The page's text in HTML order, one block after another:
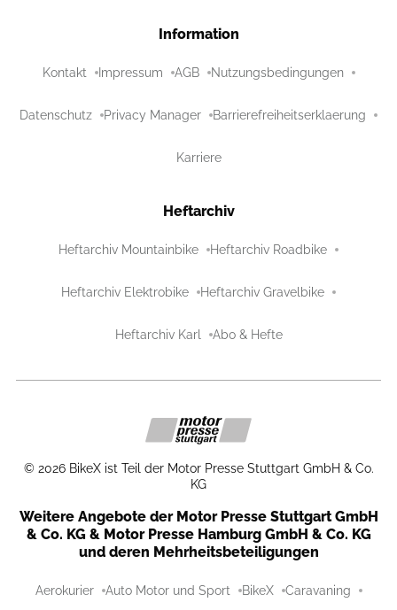
Information
Kontakt Impressum AGB Nutzungsbedingungen
Datenschutz Privacy Manager Barrierefreiheitserklaerung
Karriere
Heftarchiv
Heftarchiv Mountainbike Heftarchiv Roadbike
Heftarchiv Elektrobike Heftarchiv Gravelbike
Heftarchiv Karl Abo & Hefte
© 2026 BikeX ist Teil der Motor Presse Stuttgart GmbH & Co.
KG
Weitere Angebote der Motor Presse Stuttgart GmbH
& Co. KG & Motor Presse Hamburg GmbH & Co. KG
und deren Mehrheitsbeteiligungen
Aerokurier Auto Motor und Sport BikeX Caravaning